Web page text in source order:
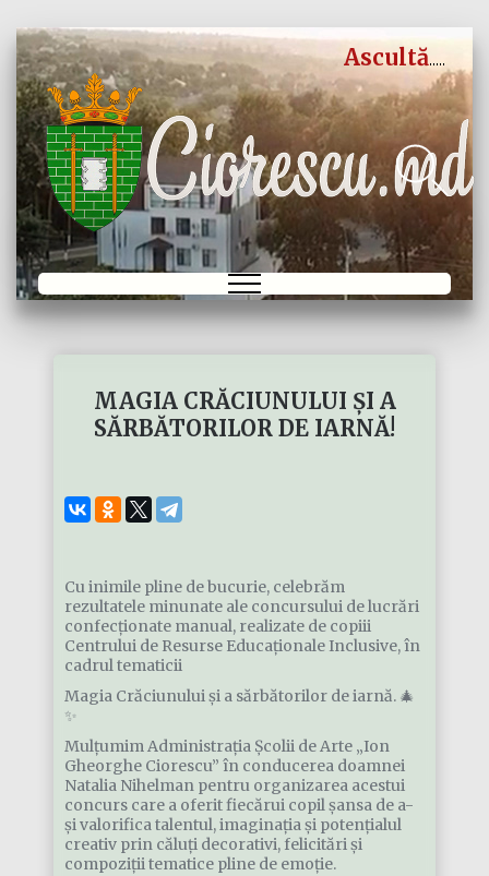
Ascultă
MAGIA CRĂCIUNULUI ȘI A
SĂRBĂTORILOR DE IARNĂ!
Cu inimile pline de bucurie, celebrăm
rezultatele minunate ale concursului de lucrări
confecționate manual, realizate de copiii
Centrului de Resurse Educaționale Inclusive, în
cadrul tematicii
Magia Crăciunului și a sărbătorilor de iarnă. 🎄
✨
Mulțumim Administrația Școlii de Arte „Ion
Gheorghe Ciorescu” în conducerea doamnei
Natalia Nihelman pentru organizarea acestui
concurs care a oferit fiecărui copil șansa de a-
și valorifica talentul, imaginația și potențialul
creativ prin căluți decorativi, felicitări și
compoziții tematice pline de emoție.